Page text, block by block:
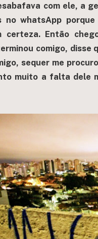
com ele, a
no whatsApp
certeza. Então
comigo, disse
sequer me
muito a falta dele